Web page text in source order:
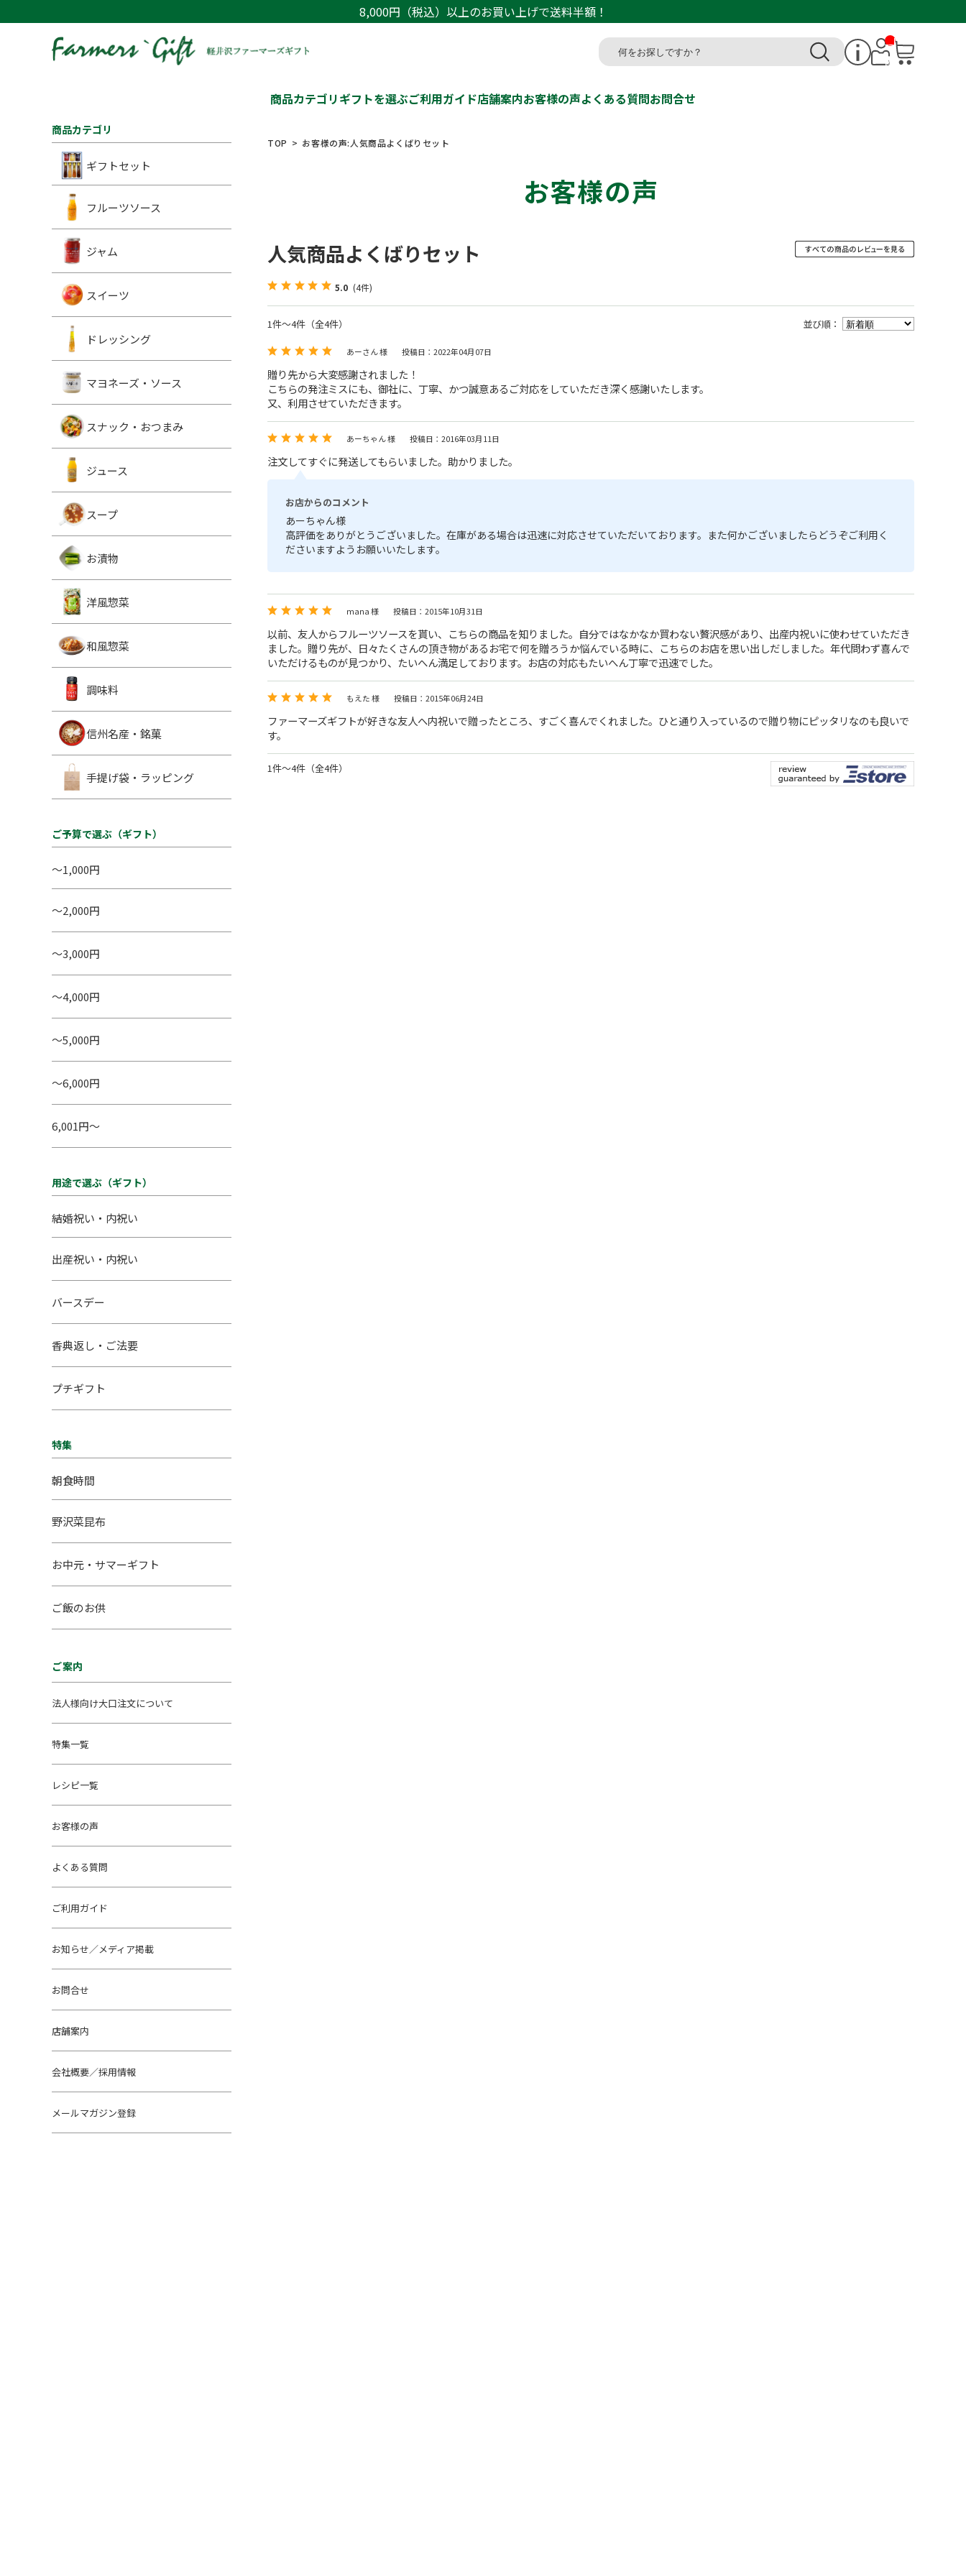
8,000円（税込）以上のお買い上げで送料半額！
__I
T
M_
商品カテゴリギフトを選ぶご利用ガイド店舗案内お客様の声よくある質問お問合せ
TOP お客様の声:人気商品よくばりセット
お客様の声
人気商品よくばりセット
5.0 (4件)
1件～4件（全4件） 並び順：
あーさん 様 投稿日：2022年04月07日
贈り先から大変感謝されました！
こちらの発注ミスにも、御社に、丁寧、かつ誠意あるご対応をしていただき深く感謝いたします。
又、利用させていただきます。
あーちゃん 様 投稿日：2016年03月11日
注文してすぐに発送してもらいました。助かりました。
お店からのコメント
あーちゃん様
高評価をありがとうございました。在庫がある場合は迅速に対応させていただいております。また何かございましたらどうぞご利用く
ださいますようお願いいたします。
mana 様 投稿日：2015年10月31日
以前、友人からフルーツソースを貰い、こちらの商品を知りました。自分ではなかなか買わない贅沢感があり、出産内祝いに使わせていただき
ました。贈り先が、日々たくさんの頂き物があるお宅で何を贈ろうか悩んでいる時に、こちらのお店を思い出しだしました。年代問わず喜んで
いただけるものが見つかり、たいへん満足しております。お店の対応もたいへん丁寧で迅速でした。
もえた 様 投稿日：2015年06月24日
ファーマーズギフトが好きな友人へ内祝いで贈ったところ、すごく喜んでくれました。ひと通り入っているので贈り物にピッタリなのも良いで
す。
1件～4件（全4件）
商品カテゴリ
ギフトセット
フルーツソース
ジャム
スイーツ
ドレッシング
マヨネーズ・ソース
スナック・おつまみ
ジュース
スープ
お漬物
洋風惣菜
和風惣菜
調味料
信州名産・銘菓
手提げ袋・ラッピング
ご予算で選ぶ（ギフト）
～1,000円
～2,000円
～3,000円
～4,000円
～5,000円
～6,000円
6,001円～
用途で選ぶ（ギフト）
結婚祝い・内祝い
出産祝い・内祝い
バースデー
香典返し・ご法要
プチギフト
特集
朝食時間
野沢菜昆布
お中元・サマーギフト
ご飯のお供
ご案内
法人様向け大口注文について
特集一覧
レシピ一覧
お客様の声
よくある質問
ご利用ガイド
お知らせ／メディア掲載
お問合せ
店舗案内
会社概要／採用情報
メールマガジン登録